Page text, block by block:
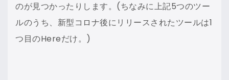
のが見つかったりします。(ちなみに上記5つのツー
ルのうち、新型コロナ後にリリースされたツールは1
つ目のHereだけ。)